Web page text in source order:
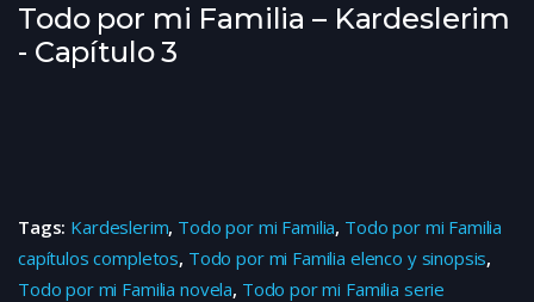
Todo por mi Familia – Kardeslerim
- Capítulo 3
Tags: Kardeslerim, Todo por mi Familia, Todo por mi Familia
capítulos completos, Todo por mi Familia elenco y sinopsis,
Todo por mi Familia novela, Todo por mi Familia serie